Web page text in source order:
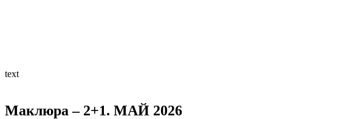
text
Маклюра – 2+1. МАЙ 2026